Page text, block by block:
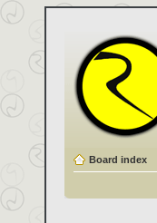
Board index